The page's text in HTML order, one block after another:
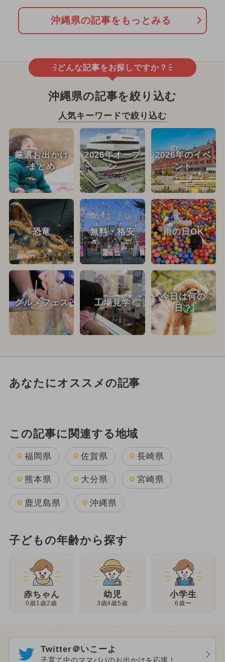
沖縄県の記事をもっとみる
どんな記事をお探しですか？
沖縄県の記事を絞り込む
人気キーワードで絞り込む
厳選お出かけ
まとめ
2026年オープ
ン
2026年のイベ
ント
恐竜 無料・格安 雨の日OK
グルメフェス 工場見学
今日は何の
日？
あなたにオススメの記事
この記事に関連する地域
福岡県 佐賀県 長崎県
熊本県 大分県 宮崎県
鹿児島県 沖縄県
子どもの年齢から探す
赤ちゃん
0歳1歳2歳
幼児
3歳4歳5歳
小学生
6歳〜
Twitter＠いこーよ
子育て中のママパパのお出かけを応援！